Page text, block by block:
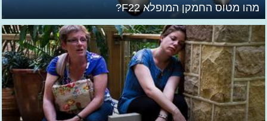
מהו מטוס החמקן המופלא F22?